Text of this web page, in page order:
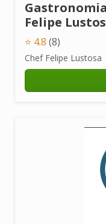
Felipe
⭐ 4.8 (8)
Chef Felipe Lustosa